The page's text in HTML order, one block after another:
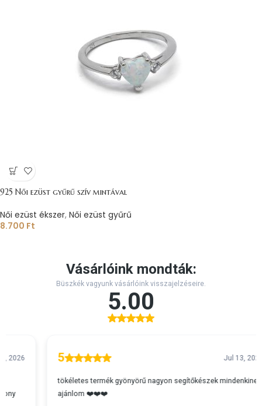
925 Női ezüst gyűrű szív mintával
Női ezüst ékszer, Női ezüst gyűrű
8.700 Ft